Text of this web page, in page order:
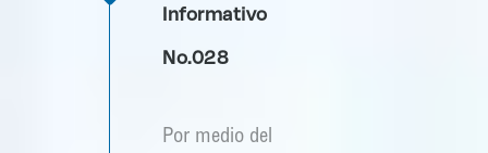
Informativo
No.028
Por medio del